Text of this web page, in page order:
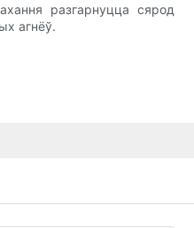
разгарнуцца сярод
агнёў.